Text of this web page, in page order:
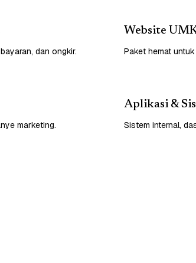
dan ongkir.
Website
Paket hemat
marketing.
Aplikasi &
Sistem internal,